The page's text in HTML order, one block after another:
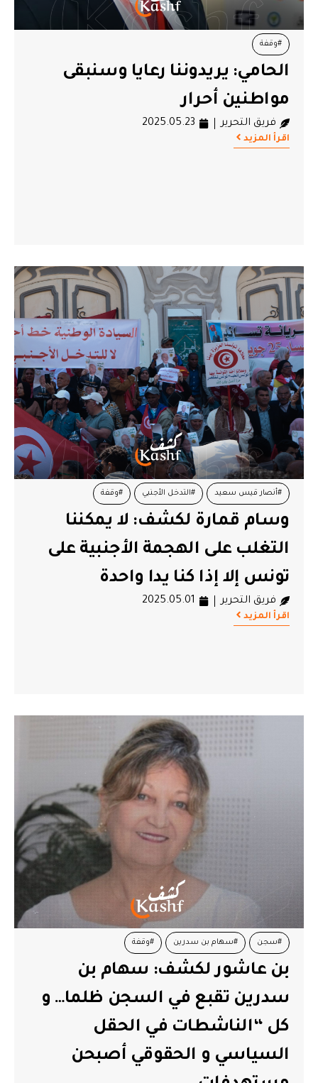
#وقفة
الحامي: يريدوننا رعايا وسنبقى
مواطنين أحرار
فريق التحرير 2025.05.23
اقرأ المزيد
#أنصار قيس سعيد #التدخل الأجنبي #وقفة
وسام قمارة لكشف: لا يمكننا
التغلب على الهجمة الأجنبية على
تونس إلا إذا كنا يدا واحدة
فريق التحرير 2025.05.01
اقرأ المزيد
#سجن #سهام بن سدرين #وقفة
بن عاشور لكشف: سهام بن
سدرين تقبع في السجن ظلما… و
كل “الناشطات في الحقل
السياسي و الحقوقي أصبحن